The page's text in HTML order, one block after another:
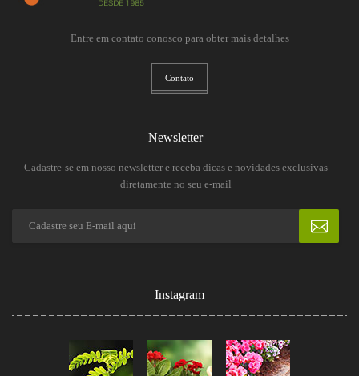
Entre em contato conosco para obter mais detalhes
Contato
Newsletter
Cadastre-se em nosso newsletter e receba dicas e novidades exclusivas
diretamente no seu e-mail
Instagram